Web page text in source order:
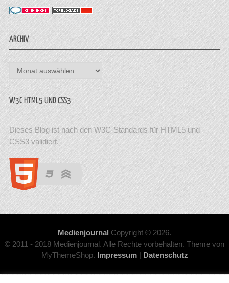
ARCHIV
Archiv
W3C HTML5 UND CSS3
Dieses Blog ist nach den W3C-Standards für HTML5 und
CSS3 validiert.
Medienjournal Copyright © 2026.
© 2011 - 2018 Medienjournal. Alle Rechte vorbehalten. Theme von
MyThemeShop. Impressum| Datenschutz